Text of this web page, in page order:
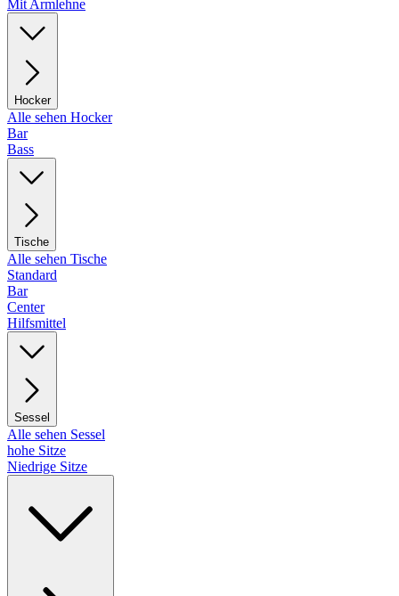
Mit Armlehne
Hocker
Alle sehen Hocker
Bar
Bass
Tische
Alle sehen Tische
Standard
Bar
Center
Hilfsmittel
Sessel
Alle sehen Sessel
hohe Sitze
Niedrige Sitze